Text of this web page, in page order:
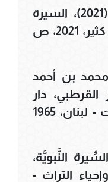
2. الصلابي، علي محمد، (2021)، السيرة
النبوية، ج 2، ط11، دار ابن كثير، 2021، ص
محمد بن أحمد
تفسير القرطبي، دار
إحياء التُّراث العربيِّ، بيروت - لبنان، 1965
النَّبويَّة،
التراث -